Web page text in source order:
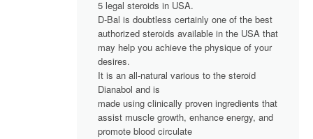
5 legal steroids in USA.
D-Bal is doubtless certainly one of the best
authorized steroids available in the USA that
may help you achieve the physique of your
desires.
It is an all-natural various to the steroid
Dianabol and is
made using clinically proven ingredients that
assist muscle growth, enhance energy, and
promote blood circulate